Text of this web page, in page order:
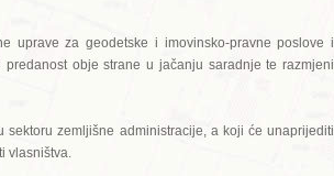
uprave za geodetske i imovinsko-pravne poslove i
obje strane u jačanju saradnje te razmjeni
zemljišne administracije, a koji će unaprijediti
vlasništva.